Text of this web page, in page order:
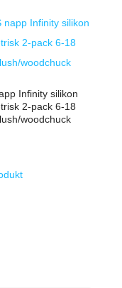
Infinity silikon
2-pack 6-18
woodchuck